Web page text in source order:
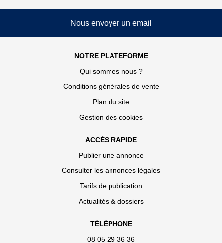
Nous envoyer un email
NOTRE PLATEFORME
Qui sommes nous ?
Conditions générales de vente
Plan du site
Gestion des cookies
ACCÈS RAPIDE
Publier une annonce
Consulter les annonces légales
Tarifs de publication
Actualités & dossiers
TÉLÉPHONE
08 05 29 36 36